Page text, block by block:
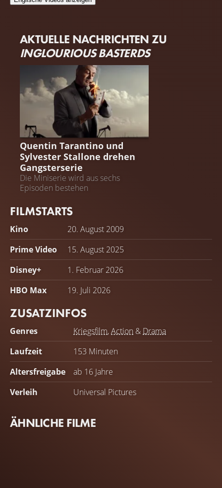
AKTUELLE NACHRICHTEN ZU
INGLOURIOUS BASTERDS
QUENTIN TARANTINO
Quentin Tarantino und
Sylvester Stallone drehen
Gangsterserie
Die Miniserie wird aus sechs
Episoden bestehen
FILMSTARTS
Kino
20. August 2009
Prime Video
15. August 2025
Disney+
1. Februar 2026
HBO Max
19. Juli 2026
ZUSATZINFOS
Genres Kriegsfilm,Action & Drama
Laufzeit
153 Minuten
Altersfreigabe
ab 16 Jahre
Verleih
Universal Pictures
ÄHNLICHE FILME